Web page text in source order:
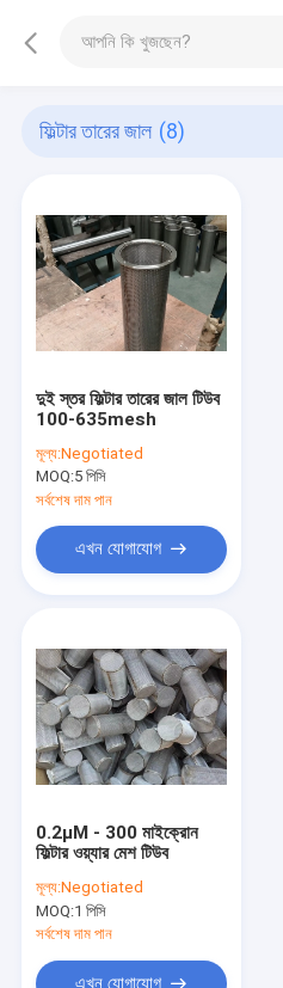
ফিল্টার তারের জাল (8)
দুই স্তর ফিল্টার তারের জাল টিউব
100-635mesh
মূল্য:Negotiated
MOQ:5 পিসি
সর্বশেষ দাম পান
এখন যোগাযোগ
0.2μM - 300 মাইক্রোন
ফিল্টার ওয়্যার মেশ টিউব
মূল্য:Negotiated
MOQ:1 পিসি
সর্বশেষ দাম পান
এখন যোগাযোগ